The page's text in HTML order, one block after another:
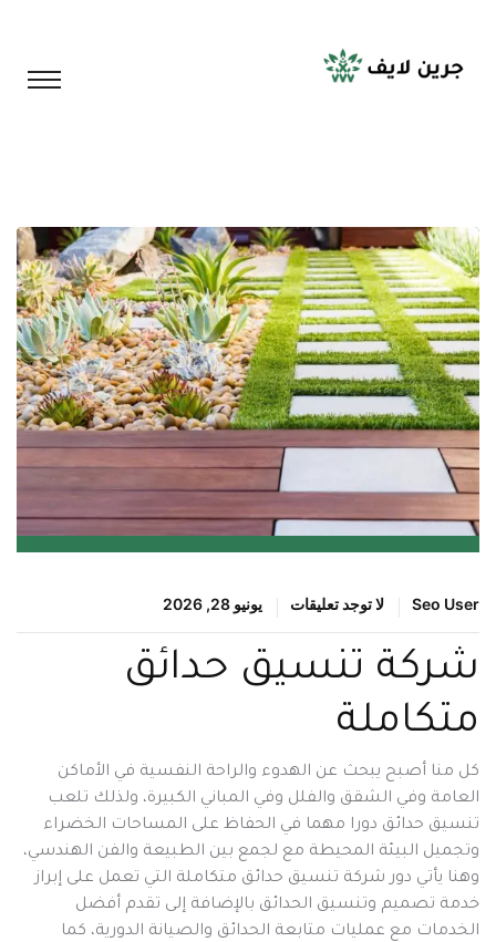
Seo User لا توجد تعليقات يونيو 28, 2026
شركة تنسيق حدائق
متكاملة
كل منا أصبح يبحث عن الهدوء والراحة النفسية في الأماكن
العامة وفي الشقق والفلل وفي المباني الكبيرة، ولذلك تلعب
تنسيق حدائق دورا مهما في الحفاظ على المساحات الخضراء
وتجميل البيئة المحيطة مع لجمع بين الطبيعة والفن الهندسي،
وهنا يأتي دور شركة تنسيق حدائق متكاملة التي تعمل على إبراز
خدمة تصميم وتنسيق الحدائق بالإضافة إلى تقدم أفضل
الخدمات مع عمليات متابعة الحدائق والصيانة الدورية، كما